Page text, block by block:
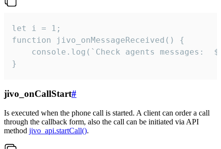
let i = 1;
function jivo_onMessageReceived() {
}
jivo_onCallStart#
Is executed when the phone call is started. A client can order a call
through the callback form, also the call can be initiated via API
method jivo_api.startCall().